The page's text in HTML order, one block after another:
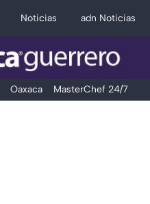
Noticias adn Noticias
Oaxaca MasterChef 24/7